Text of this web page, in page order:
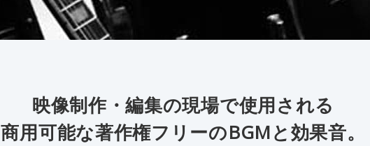
映像制作・編集の現場で使用される
商用可能な著作権フリーのBGMと効果音。